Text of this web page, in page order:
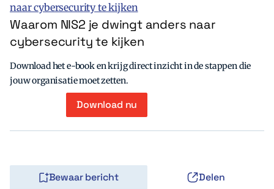
Waarom NIS2 je dwingt anders naar
cybersecurity te kijken
Download het e-book en krijg direct inzicht in de stappen die
jouw organisatie moet zetten.
Download nu
Bewaar bericht Delen